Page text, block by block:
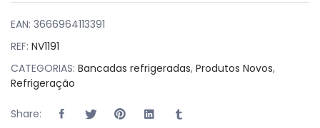
EAN: 3666964113391
REF: NV1191
CATEGORIAS: Bancadas refrigeradas, Produtos Novos,
Refrigeração
Share: